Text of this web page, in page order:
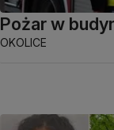
Pożar w
OKOLICE